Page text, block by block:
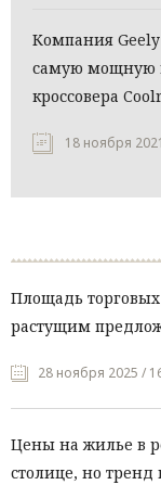
Компания
самую мощную
кроссовера
18 ноября
Площадь
растущим
28 ноября 2025 /
Цены на жилье в
столице, но